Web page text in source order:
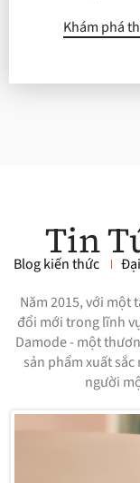
Khám phá
Tin
Blog kiến thức
Năm 2015, với một
đổi mới trong lĩnh
Damode - một
sản phẩm xuất
người